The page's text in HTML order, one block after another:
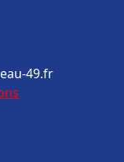
49.fr